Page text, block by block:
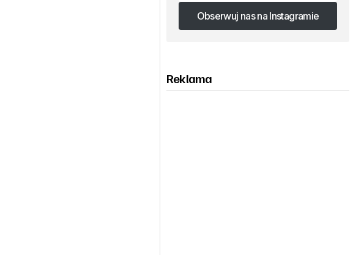
Obserwuj nas na Instagramie
Obserwuj nas na Instagramie
Reklama